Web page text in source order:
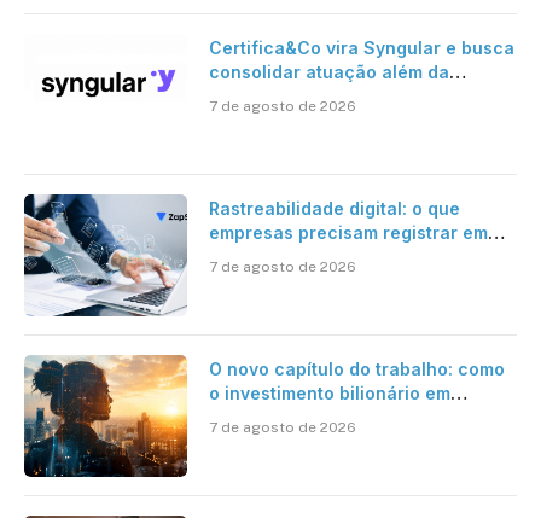
Certifica&Co vira Syngular e busca
consolidar atuação além da
7 de agosto de 2026
Rastreabilidade digital: o que
empresas precisam registrar em
7 de agosto de 2026
O novo capítulo do trabalho: como
o investimento bilionário em
verdadeira era da inteligência
7 de agosto de 2026